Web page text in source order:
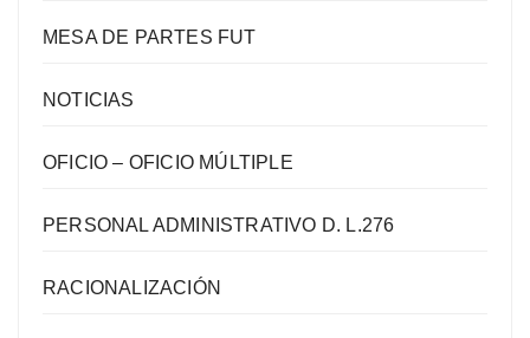
MESA DE PARTES FUT
NOTICIAS
OFICIO – OFICIO MÚLTIPLE
PERSONAL ADMINISTRATIVO D. L.276
RACIONALIZACIÓN